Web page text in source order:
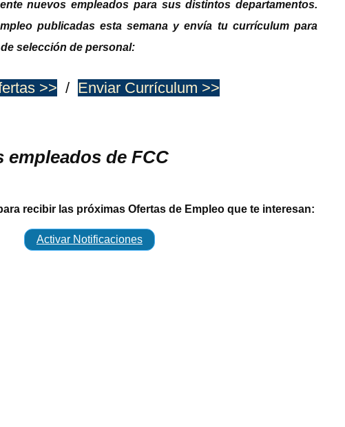
nuevos empleados para sus distintos departamentos.
publicadas esta semana y envía tu currículum para
selección de personal:
>> / Enviar Currículum >>
empleados de FCC
recibir las próximas Ofertas de Empleo que te interesan:
Activar Notificaciones